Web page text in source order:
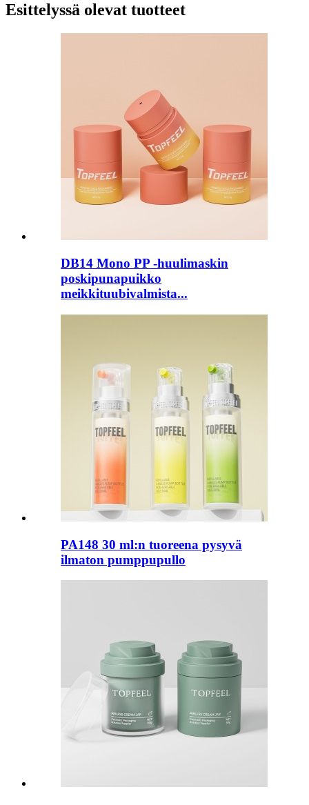
Esittelyssä olevat tuotteet
DB14 Mono PP -huulimaskin
poskipunapuikko
meikkituubivalmista...
PA148 30 ml:n tuoreena pysyvä
ilmaton pumppupullo